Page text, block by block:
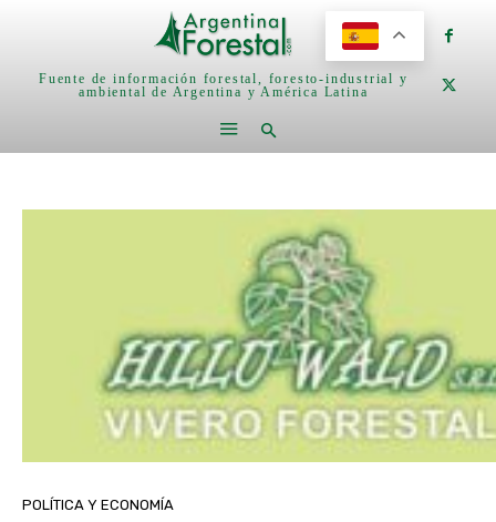
Fuente de información forestal, foresto-industrial y
ambiental de Argentina y América Latina
POLÍTICA Y ECONOMÍA